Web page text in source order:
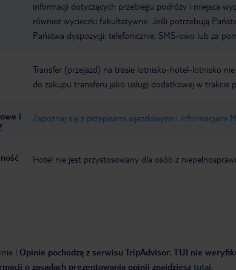
informacji dotyczących przebiegu podróży i miejsca
również wycieczki fakultatywne. Jeśli potrzebują
Państwa dyspozycji: telefonicznie, SMS-owo lub za
Transfer (przejazd) na trasie lotnisko-hotel-lotnisko
do zakupu transferu jako usługi dodatkowej w trakcie
i
Zapoznaj się z przepisami wjazdowymi i informacjami
Hotel nie jest przystosowany dla osób z
| Opinie pochodzą z serwisu TripAdvisor. TUI nie
o zasadach prezentowania opinii znajdziesz tutaj.